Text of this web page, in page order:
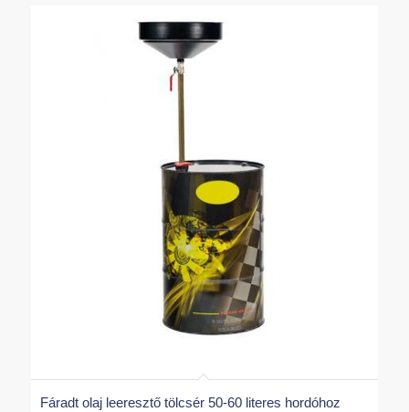
Fáradt olaj leeresztő tölcsér 50-60 literes hordóhoz